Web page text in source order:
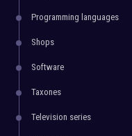
Programming languages
Shops
Software
Taxones
Television series